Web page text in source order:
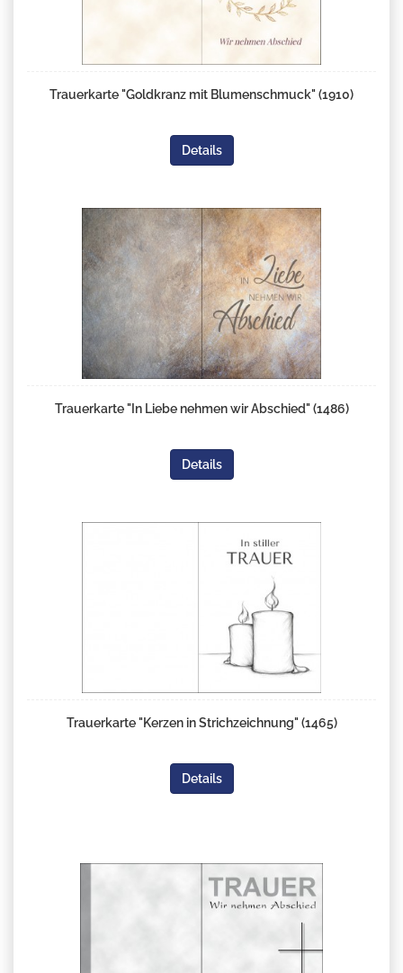
Trauerkarte "Goldkranz mit Blumenschmuck" (1910)
Details
Trauerkarte "In Liebe nehmen wir Abschied" (1486)
Details
Trauerkarte "Kerzen in Strichzeichnung" (1465)
Details